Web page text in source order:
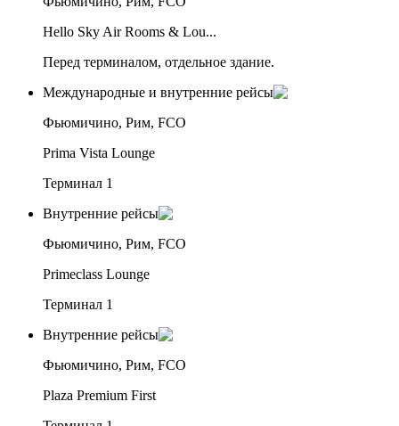
Hello Sky Air Rooms & Lou...
Перед терминалом, отдельное здание.
Международные и внутренние рейсы
Фьюмичино, Рим, FCO
Prima Vista Lounge
Терминал 1
Внутренние рейсы
Фьюмичино, Рим, FCO
Primeclass Lounge
Терминал 1
Внутренние рейсы
Фьюмичино, Рим, FCO
Plaza Premium First